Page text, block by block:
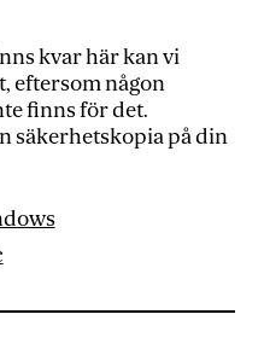
kvar här kan vi
eftersom någon
finns för det.
säkerhetskopia på din